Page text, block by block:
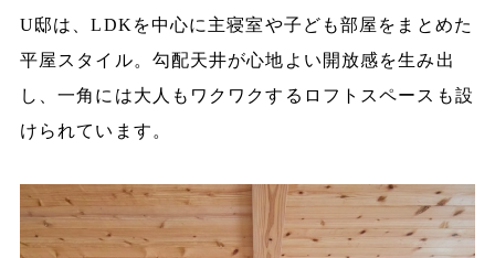
U邸は、LDKを中心に主寝室や子ども部屋をまとめた
平屋スタイル。勾配天井が心地よい開放感を生み出
し、一角には大人もワクワクするロフトスペースも設
けられています。